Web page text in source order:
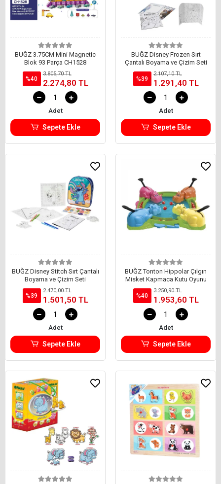
BUĞZ 3.75CM Mini Magnetic
Blok 93 Parça CH1528
%40
3.805,70 TL
2.274,80 TL
Adet
Sepete Ekle
BUĞZ Disney Frozen Sırt
Çantalı Boyama ve Çizim Seti
%39
2.107,10 TL
1.291,40 TL
Adet
Sepete Ekle
BUĞZ Disney Stitch Sırt Çantalı
Boyama ve Çizim Seti
%39
2.470,00 TL
1.501,50 TL
Adet
Sepete Ekle
BUĞZ Tonton Hippolar Çılgın
Misket Kapmaca Kutu Oyunu
%40
3.250,90 TL
1.953,60 TL
Adet
Sepete Ekle